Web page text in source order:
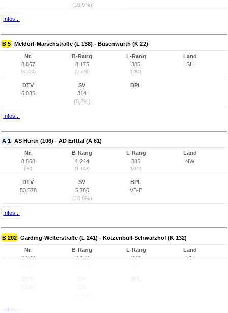
(10,9%)
Infos...
B 5 Meldorf-Marschstraße (L 138) - Busenwurth (K 22)
Nr.
8.867
(3.520)
B-Rang
8.175
(5.776)
L-Rang
385
(284)
Land
SH
DTV
6.035
SV
314
(5,2%)
BPL
Infos...
A 1 AS Hürth (106) - AD Erfttal (A 61)
Nr.
8.868
(98)
B-Rang
1.244
(1.163)
L-Rang
385
(369)
Land
NW
DTV
53.578
SV
5.786
(10,8%)
BPL
VB-E
Infos...
B 202 Garding-Welterstraße (L 241) - Kotzenbüll-Schwarzhof (K 132)
Nr.
8.869
B-Rang
8.172
L-Rang
384
Land
SH
Infos...